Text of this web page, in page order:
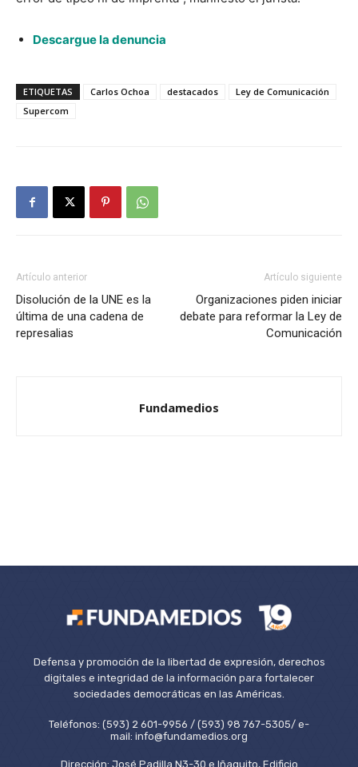
Descargue la denuncia
ETIQUETAS Carlos Ochoa destacados
Ley de Comunicación
Supercom
Artículo anterior
Disolución de la UNE es la
última de una cadena de
represalias
Artículo siguiente
Organizaciones piden iniciar
debate para reformar la Ley de
Comunicación
Fundamedios
Defensa y promoción de la libertad de expresión, derechos
digitales e integridad de la información para fortalecer
sociedades democráticas en las Américas.
Teléfonos: (593) 2 601-9956 / (593) 98 767-5305/ e-
mail: info@fundamedios.org
Dirección: José Padilla N3-30 e Iñaquito, Edificio